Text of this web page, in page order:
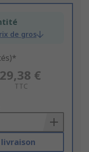
de gros
29,38 €
TTC